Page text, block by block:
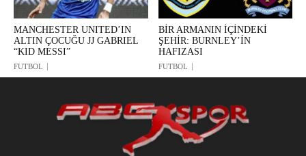
MANCHESTER UNITED’IN
ALTIN ÇOCUĞU JJ GABRIEL
“KID MESSI”
FUTBOL
BİR ARMANIN İÇİNDEKİ
ŞEHİR: BURNLEY’ÍN
HAFIZASI
FUTBOL